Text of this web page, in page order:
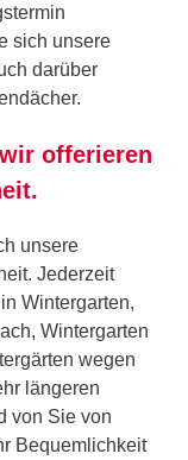
sich unsere
darüber
offerieren
unsere
Jederzeit
Wintergarten,
Wintergarten
wegen
längeren
von Sie von
Bequemlichkeit